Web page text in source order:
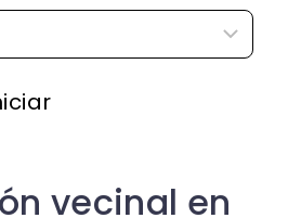
vecinal en